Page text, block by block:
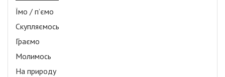
Їмо / п’ємо
Скупляємось
Граємо
Молимось
На природу